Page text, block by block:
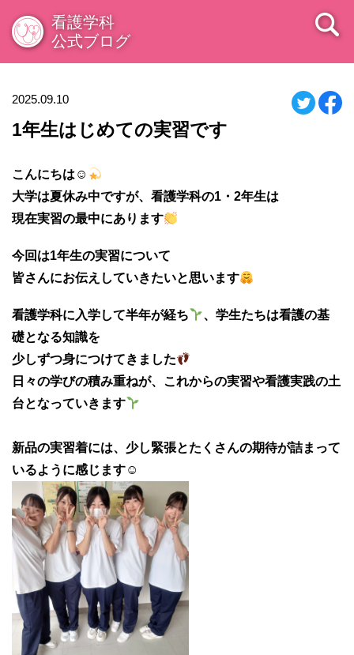
看護学科
公式ブログ
2025.09.10
1年生はじめての実習です
こんにちは☺
大学は夏休み中ですが、看護学科の1・2年生は
現在実習の最中にあります
今回は1年生の実習について
皆さんにお伝えしていきたいと思います
看護学科に入学して半年が経ち
、学生たちは看護の基
礎となる知識を
少しずつ身につけてきました
日々の学びの積み重ねが、これからの実習や看護実践の土
台となっていきます
新品の実習着には、少し緊張とたくさんの期待が詰まって
いるように感じます☺